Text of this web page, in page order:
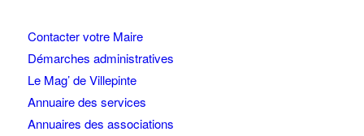
Contacter votre Maire
Démarches administratives
Le Mag’ de Villepinte
Annuaire des services
Annuaires des associations